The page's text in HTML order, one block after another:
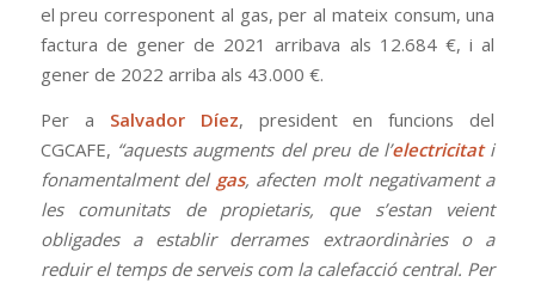
el preu corresponent al gas, per al mateix consum, una
factura de gener de 2021 arribava als 12.684 €, i al
gener de 2022 arriba als 43.000 €.
Per a Salvador Díez, president en funcions del
CGCAFE, “aquests augments del preu de l’electricitat i
fonamentalment del gas, afecten molt negativament a
les comunitats de propietaris, que s’estan veient
obligades a establir derrames extraordinàries o a
reduir el temps de serveis com la calefacció central. Per